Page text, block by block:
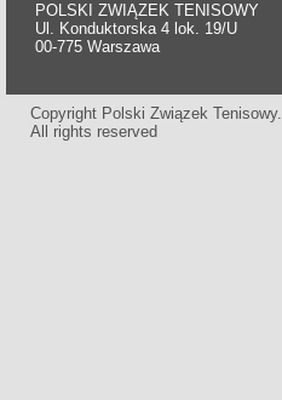
POLSKI ZWIĄZEK TENISOWY
Ul. Konduktorska 4 lok. 19/U
00-775 Warszawa
Copyright Polski Związek Tenisowy.
All rights reserved